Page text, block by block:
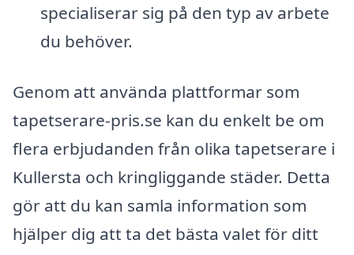
specialiserar sig på den typ av arbete
du behöver.
Genom att använda plattformar som
tapetserare-pris.se kan du enkelt be om
flera erbjudanden från olika tapetserare i
Kullersta och kringliggande städer. Detta
gör att du kan samla information som
hjälper dig att ta det bästa valet för ditt